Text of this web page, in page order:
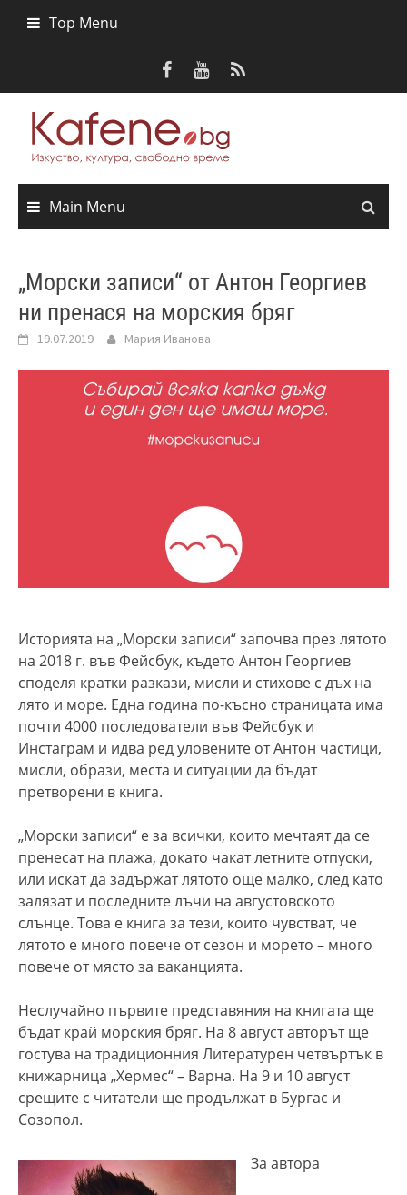
Top Menu
Main Menu
„Морски записи“ от Антон Георгиев
ни пренася на морския бряг
19.07.2019 Мария Иванова
Историята на „Морски записи“ започва през лятото
на 2018 г. във Фейсбук, където Антон Георгиев
споделя кратки разкази, мисли и стихове с дъх на
лято и море. Една година по-късно страницата има
почти 4000 последователи във Фейсбук и
Инстаграм и идва ред уловените от Антон частици,
мисли, образи, места и ситуации да бъдат
претворени в книга.
„Морски записи“ е за всички, които мечтаят да се
пренесат на плажа, докато чакат летните отпуски,
или искат да задържат лятото още малко, след като
залязат и последните лъчи на августовското
слънце. Това е книга за тези, които чувстват, че
лятото е много повече от сезон и морето – много
повече от място за ваканцията.
Неслучайно първите представяния на книгата ще
бъдат край морския бряг. На 8 август авторът ще
гостува на традиционния Литературен четвъртък в
книжарница „Хермес“ – Варна. На 9 и 10 август
срещите с читатели ще продължат в Бургас и
Созопол.
За автора